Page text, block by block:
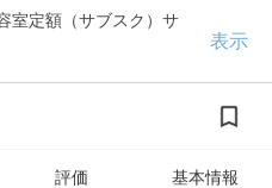
室定額（サブスク）サ
表示
評価 基本情報